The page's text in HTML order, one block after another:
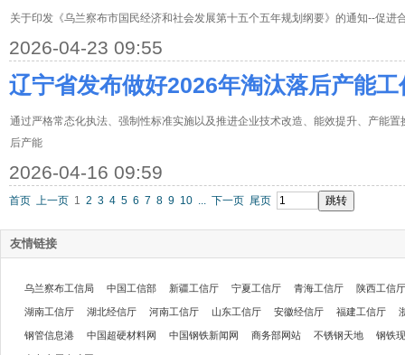
关于印发《乌兰察布市国民经济和社会发展第十五个五年规划纲要》的通知--促进
2026-04-23 09:55
辽宁省发布做好2026年淘汰落后产能
通过严格常态化执法、强制性标准实施以及推进企业技术改造、能效提升、产能
后产能
2026-04-16 09:59
首页 上一页 1 2 3 4 5 6 7 8 9 10 ... 下一页 尾页
友情链接
乌兰察布工信局 中国工信部 新疆工信厅 宁夏工信厅 青海工信厅 陕西工信厅
湖南工信厅 湖北经信厅 河南工信厅 山东工信厅 安徽经信厅 福建工信厅
钢管信息港 中国超硬材料网 中国钢铁新闻网 商务部网站 不锈钢天地 钢铁